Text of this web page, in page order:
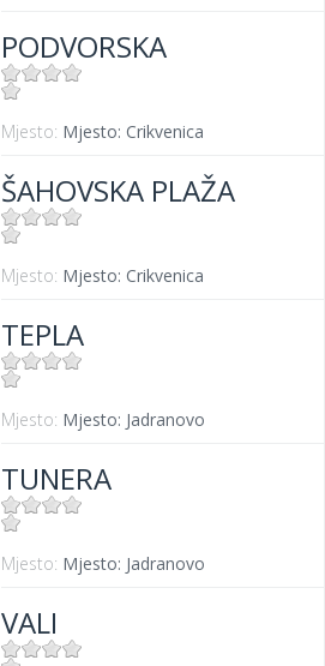
PODVORSKA
Mjesto: Mjesto: Crikvenica
ŠAHOVSKA PLAŽA
Mjesto: Mjesto: Crikvenica
TEPLA
Mjesto: Mjesto: Jadranovo
TUNERA
Mjesto: Mjesto: Jadranovo
VALI